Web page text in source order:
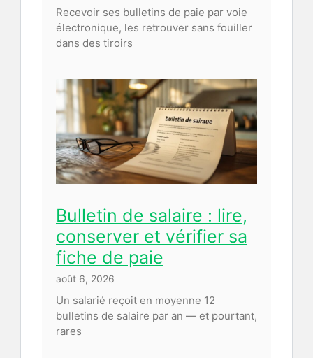
Recevoir ses bulletins de paie par voie
électronique, les retrouver sans fouiller
dans des tiroirs
Bulletin de salaire : lire,
conserver et vérifier sa
fiche de paie
août 6, 2026
Un salarié reçoit en moyenne 12
bulletins de salaire par an — et pourtant,
rares